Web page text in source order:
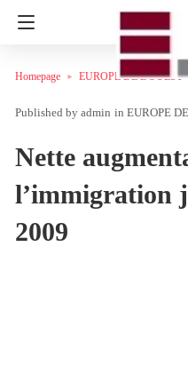
Homepage EUROPE DE L'OUEST
admin in EUROPE
Nette
l’immigration
2009